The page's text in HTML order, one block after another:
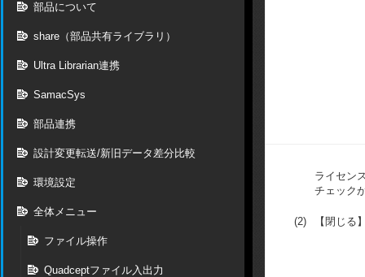
部品について
share（部品共有ライブラリ）
Ultra Librarian連携
SamacSys
部品連携
設計変更転送/新旧データ差分比較
環境設定
全体メニュー
ファイル操作
Quadceptファイル入出力
ライセン
チェック
(2) 【閉じる